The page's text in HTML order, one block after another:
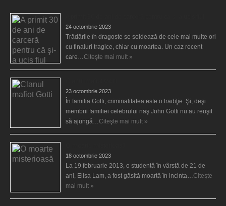
24 octombrie 2023
Trădările în dragoste se soldează de cele mai multe ori
cu finaluri tragice, chiar cu moartea. Un caz recent
care… Citeşte mai mult »
23 octombrie 2023
În familia Gotti, criminalitatea este o tradiţie. Şi, deşi
membrii familiei celebrului naş John Gotti nu au reuşit
să ajungă… Citeşte mai mult »
18 octombrie 2023
La 19 februarie 2013, o studentă în vârstă de 21 de
ani, Elisa Lam, a fost găsită moartă în incinta… Citeşte
mai mult »